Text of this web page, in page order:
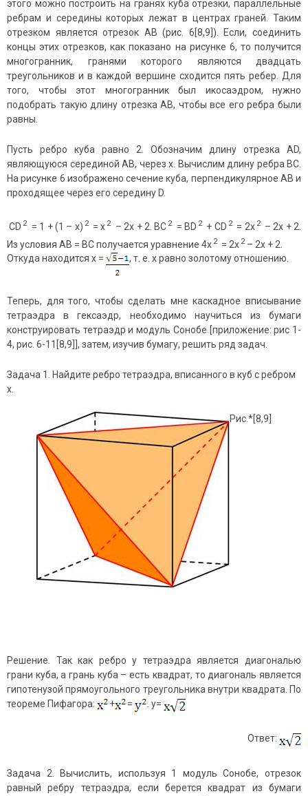
этого можно построить на гранях куба отрезки, параллельные
ребрам и середины которых лежат в центрах граней. Таким
отрезком является отрезок AB (рис. 6[8,9]). Если, соединить
концы этих отрезков, как показано на рисунке 6, то получится
многогранник, гранями которого являются двадцать
треугольников и в каждой вершине сходится пять ребер. Для
того, чтобы этот многогранник был икосаэдром, нужно
подобрать такую длину отрезка AB, чтобы все его ребра были
равны.
Пусть ребро куба равно 2. Обозначим длину отрезка AD,
являющуюся серединой АВ, через x. Вычислим длину ребра BC.
На рисунке 6 изображено сечение куба, перпендикулярное AB и
проходящее через его середину D.
CD 2 = 1 + (1 – x) 2 = x 2 – 2x + 2. BC 2 = BD 2 + CD 2 = 2x 2 – 2x + 2.
Из условия AB = BC получается уравнение 4x 2 = 2x 2 – 2x + 2.
Откуда находится x =
, т. е. x равно золотому отношению.
Теперь, для того, чтобы сделать мне каскадное вписывание
тетраэдра в гексаэдр, необходимо научиться из бумаги
конструировать тетраэдр и модуль Сонобе [приложение: рис 1-
4, рис. 6-11[8,9]], затем, изучив бумагу, решить ряд задач.
Задача 1. Найдите ребро тетраэдра, вписанного в куб с ребром
х.
Рис.*[8,9]
Решение. Так как ребро у тетраэдра является диагональю
грани куба, а грань куба – есть квадрат, то диагональ является
гипотенузой прямоугольного треугольника внутри квадрата. По
теореме Пифагора:
+ = . y=
Ответ:
Задача 2. Вычислить, используя 1 модуль Сонобе, отрезок
равный ребру тетраэдра, если берется квадрат из бумаги